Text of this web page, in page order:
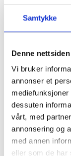
Samtykke
Denne
Vi bruker
annonser et
dessuten
vårt, med
annonsering og
med annen
eller som de har
Gin som
historisk